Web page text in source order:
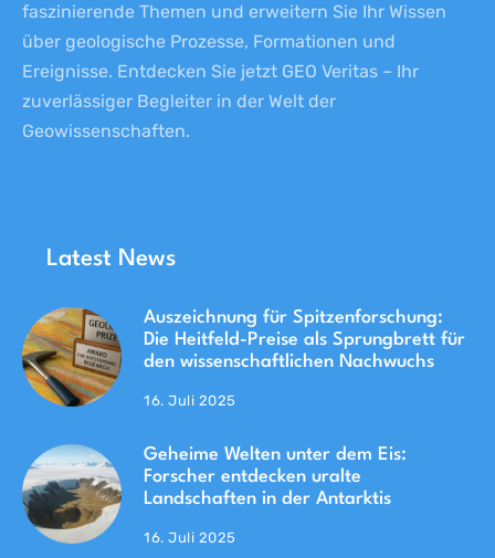
faszinierende Themen und erweitern Sie Ihr Wissen
über geologische Prozesse, Formationen und
Ereignisse. Entdecken Sie jetzt GEO Veritas – Ihr
zuverlässiger Begleiter in der Welt der
Geowissenschaften.
Latest News
Auszeichnung für Spitzenforschung:
Die Heitfeld-Preise als Sprungbrett für
den wissenschaftlichen Nachwuchs
16. Juli 2025
Geheime Welten unter dem Eis:
Forscher entdecken uralte
Landschaften in der Antarktis
16. Juli 2025